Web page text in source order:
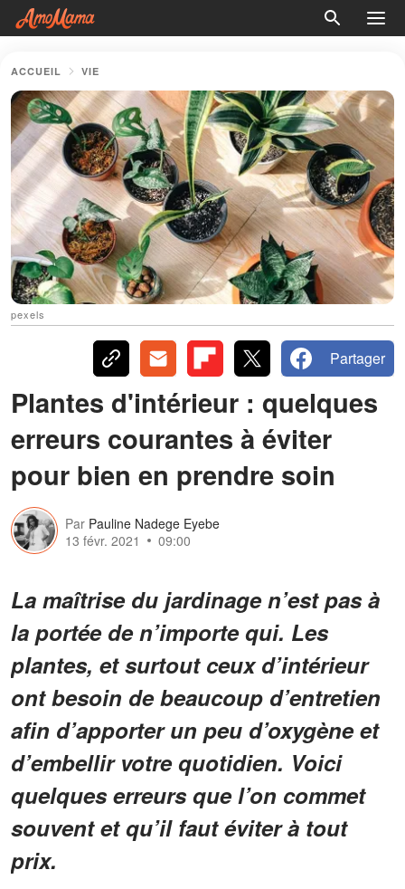
ACCUEIL VIE
pexels
Partager
Plantes d'intérieur : quelques
erreurs courantes à éviter
pour bien en prendre soin
Par Pauline Nadege Eyebe
13 févr. 2021
09:00
La maîtrise du jardinage n’est pas à
la portée de n’importe qui. Les
plantes, et surtout ceux d’intérieur
ont besoin de beaucoup d’entretien
afin d’apporter un peu d’oxygène et
d’embellir votre quotidien. Voici
quelques erreurs que l’on commet
souvent et qu’il faut éviter à tout
prix.